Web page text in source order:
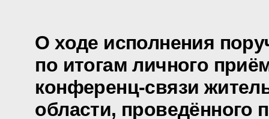
О ходе исполнения
по итогам личного
конференц-связи
области, проведённого